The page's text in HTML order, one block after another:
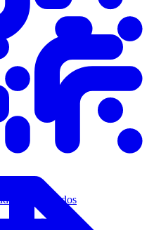
calificados